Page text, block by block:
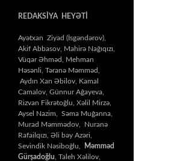
REDAKSİYA HEYƏTİ
Ayətxan Ziyad (İsgəndərov),
Akif Abbasov, Mahirə Nağıqızı,
Vüqar Əhməd, Mehman
Həsənli, Təranə Məmməd,
Aydın Xan Əbilov, Kamal
Camalov, Günnur Ağayeva,
Rizvan Fikrətoğlu, Xəlil Mirzə,
Aysel Nazim, Səma Muğanna,
Murad Məmmədov, Nuranə
Rafailqızı, Əli bəy Azəri,
Sevindik Nəsiboğlu,
Məmməd
Gürşadoğlu , Taleh Xəlilov,